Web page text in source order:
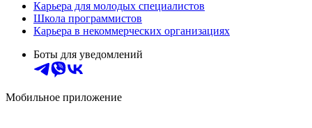
Карьера для молодых специалистов
Школа программистов
Карьера в некоммерческих организациях
Боты для уведомлений
Мобильное приложение